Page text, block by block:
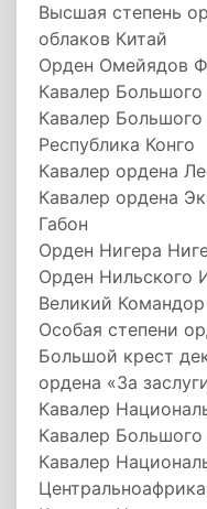
Высшая степень
облаков Китай
Орден Омейядов
Кавалер
Кавалер Большого
Республика Конго
Кавалер ордена
Кавалер ордена
Габон
Орден Нигера
Орден Нильского
Великий
Особая степени
Большой крест
ордена «За
Кавалер
Кавалер Большого
Кавалер